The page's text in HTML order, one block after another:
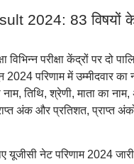
2024: 83 विषयों
विभिन्न परीक्षा केंद्रों पर दो
परिणाम में उम्मीदवार का
तिथि, श्रेणी, माता का
अंक और प्रतिशत, प्राप्त
यूजीसी नेट परिणाम 2024